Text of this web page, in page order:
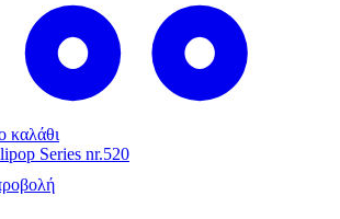
καλάθι